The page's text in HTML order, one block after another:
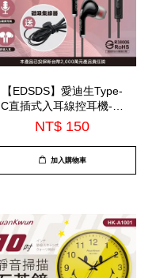
【EDSDS】愛迪生Type-
C直插式入耳線控耳機-內
建麥克風(EDS-C525)
NT$ 150
加入購物車